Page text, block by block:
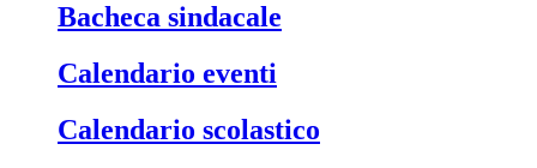
bacheca sindacale
calendario eventi
calendario scolastico